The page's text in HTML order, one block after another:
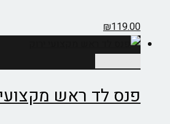
₪119.00
פנס לד ראש